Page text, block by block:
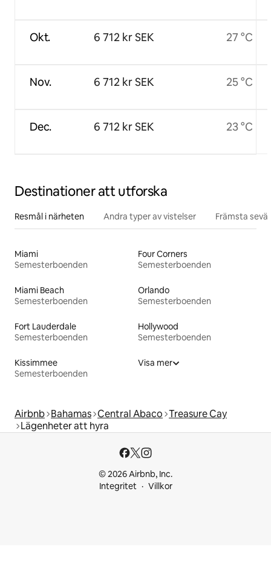
Okt.
Nov.
Dec.
6 712 kr SEK
6 712 kr SEK
6 712 kr SEK
27 °C
25 °C
23 °C
Destinationer att utforska
Resmål i närheten Andra typer av vistelser Främsta
Miami
Semesterboenden
Four Corners
Semesterboenden
Miami Beach
Semesterboenden
Orlando
Semesterboenden
Fort Lauderdale
Semesterboenden
Hollywood
Semesterboenden
Kissimmee
Semesterboenden
Visa mer
Airbnb Bahamas Central Abaco Treasure Cay
Lägenheter att hyra
© 2026 Airbnb, Inc.
Integritet
Villkor